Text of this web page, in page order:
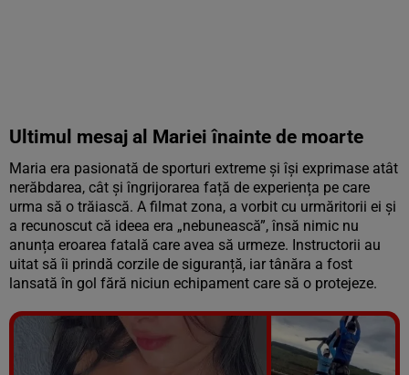
Ultimul mesaj al Mariei înainte de moarte
Maria era pasionată de sporturi extreme și își exprimase atât
nerăbdarea, cât și îngrijorarea față de experiența pe care
urma să o trăiască. A filmat zona, a vorbit cu urmăritorii ei și
a recunoscut că ideea era „nebunească”, însă nimic nu
anunța eroarea fatală care avea să urmeze. Instructorii au
uitat să îi prindă corzile de siguranță, iar tânăra a fost
lansată în gol fără niciun echipament care să o protejeze.